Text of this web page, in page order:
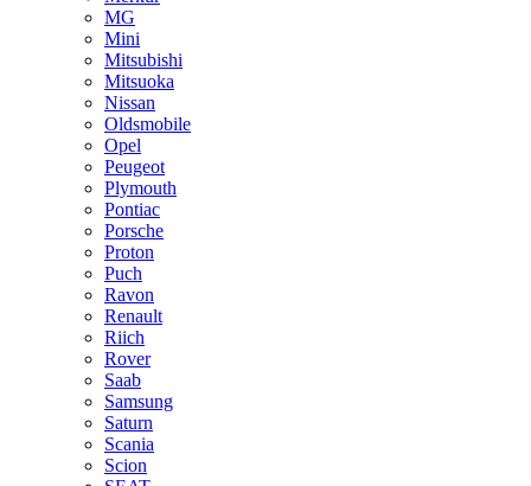
MG
Mini
Mitsubishi
Mitsuoka
Nissan
Oldsmobile
Opel
Peugeot
Plymouth
Pontiac
Porsche
Proton
Puch
Ravon
Renault
Riich
Rover
Saab
Samsung
Saturn
Scania
Scion